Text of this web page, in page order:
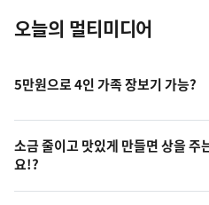
오늘의 멀티미디어
5만원으로 4인 가족 장보기 가능?
소금 줄이고 맛있게 만들면 상을 주
요!?